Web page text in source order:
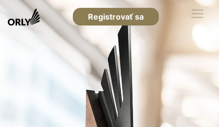
Registrovať sa